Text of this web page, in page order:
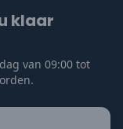
klaar
van 09:00 tot